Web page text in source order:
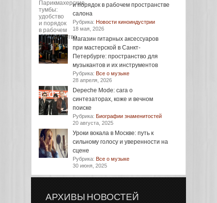
и порядок в рабочем пространстве
салона
Рубрика: Новости киноиндустрии
18 мая, 2026
Магазин гитарных аксессуаров
при мастерской в Санкт-
Петербурге: пространство для
музыкантов и их инструментов
Рубрика: Все о музыке
28 апреля, 2026
Depeche Mode: сага о
синтезаторах, коже и вечном
поиске
Рубрика: Биографии знаменитостей
20 августа, 2025
Уроки вокала в Москве: путь к
сильному голосу и уверенности на
сцене
Рубрика: Все о музыке
30 июня, 2025
АРХИВЫ НОВОСТЕЙ